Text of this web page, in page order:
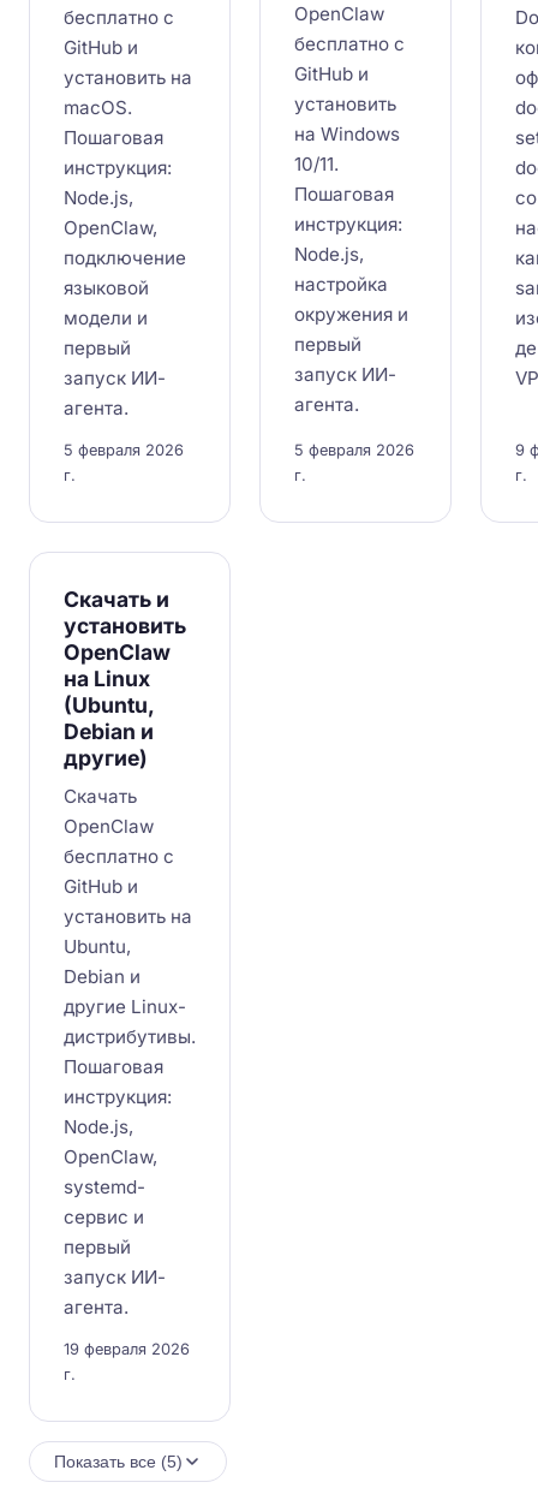
бесплатно с
GitHub и
установить на
macOS.
Пошаговая
инструкция:
Node.js,
OpenClaw,
подключение
языковой
модели и
первый
запуск ИИ-
агента.
5 февраля 2026
г.
OpenClaw
бесплатно с
GitHub и
установить
на Windows
10/11.
Пошаговая
инструкция:
Node.js,
настройка
окружения и
первый
запуск ИИ-
агента.
5 февраля 2026
г.
9
г.
Скачать и
установить
OpenClaw
на Linux
(Ubuntu,
Debian и
другие)
Скачать
OpenClaw
бесплатно с
GitHub и
установить на
Ubuntu,
Debian и
другие Linux-
дистрибутивы.
Пошаговая
инструкция:
Node.js,
OpenClaw,
systemd-
сервис и
первый
запуск ИИ-
агента.
19 февраля 2026
г.
Показать все (5)